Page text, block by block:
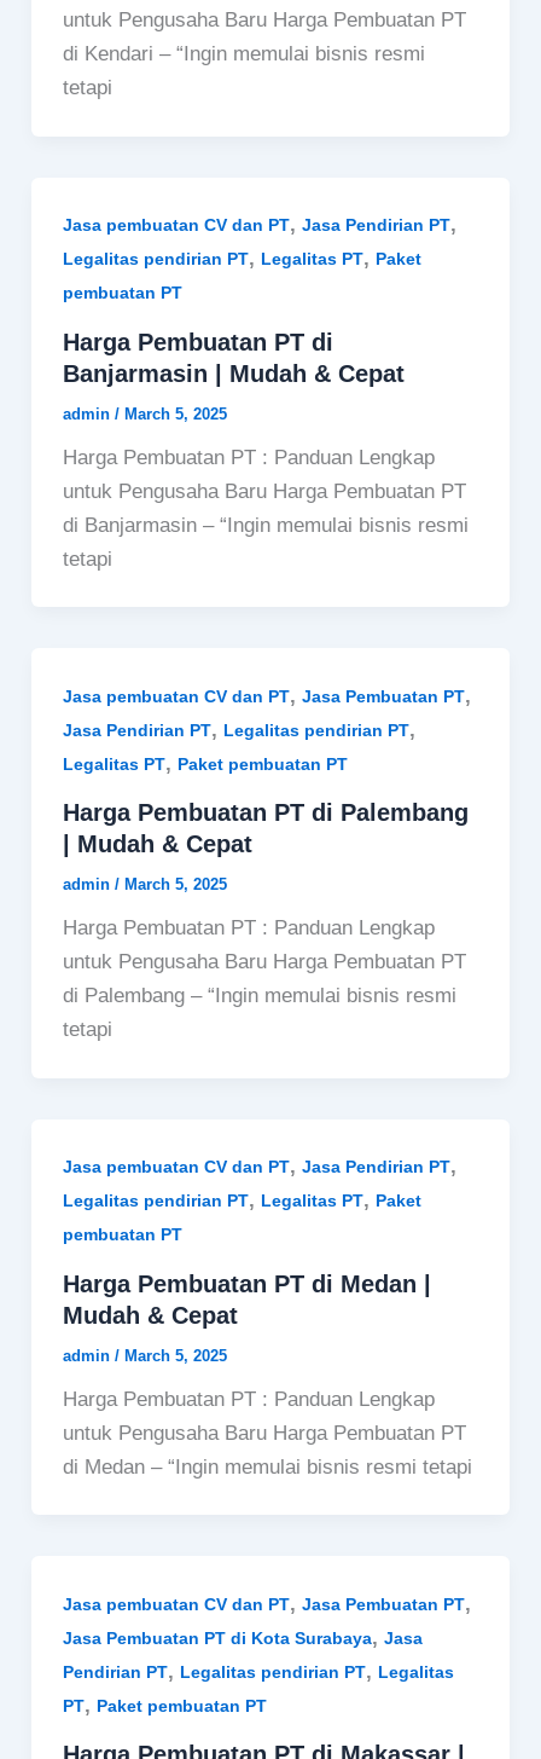
untuk Pengusaha Baru Harga Pembuatan PT
di Kendari – “Ingin memulai bisnis resmi
tetapi
Jasa pembuatan CV dan PT, Jasa Pendirian PT,
Legalitas pendirian PT, Legalitas PT, Paket
pembuatan PT
Harga Pembuatan PT di
Banjarmasin | Mudah & Cepat
admin / March 5, 2025
Harga Pembuatan PT : Panduan Lengkap
untuk Pengusaha Baru Harga Pembuatan PT
di Banjarmasin – “Ingin memulai bisnis resmi
tetapi
Jasa pembuatan CV dan PT, Jasa Pembuatan PT,
Jasa Pendirian PT, Legalitas pendirian PT,
Legalitas PT, Paket pembuatan PT
Harga Pembuatan PT di Palembang
| Mudah & Cepat
admin / March 5, 2025
Harga Pembuatan PT : Panduan Lengkap
untuk Pengusaha Baru Harga Pembuatan PT
di Palembang – “Ingin memulai bisnis resmi
tetapi
Jasa pembuatan CV dan PT, Jasa Pendirian PT,
Legalitas pendirian PT, Legalitas PT, Paket
pembuatan PT
Harga Pembuatan PT di Medan |
Mudah & Cepat
admin / March 5, 2025
Harga Pembuatan PT : Panduan Lengkap
untuk Pengusaha Baru Harga Pembuatan PT
di Medan – “Ingin memulai bisnis resmi tetapi
Jasa pembuatan CV dan PT, Jasa Pembuatan PT,
Jasa Pembuatan PT di Kota Surabaya, Jasa
Pendirian PT, Legalitas pendirian PT, Legalitas
PT, Paket pembuatan PT